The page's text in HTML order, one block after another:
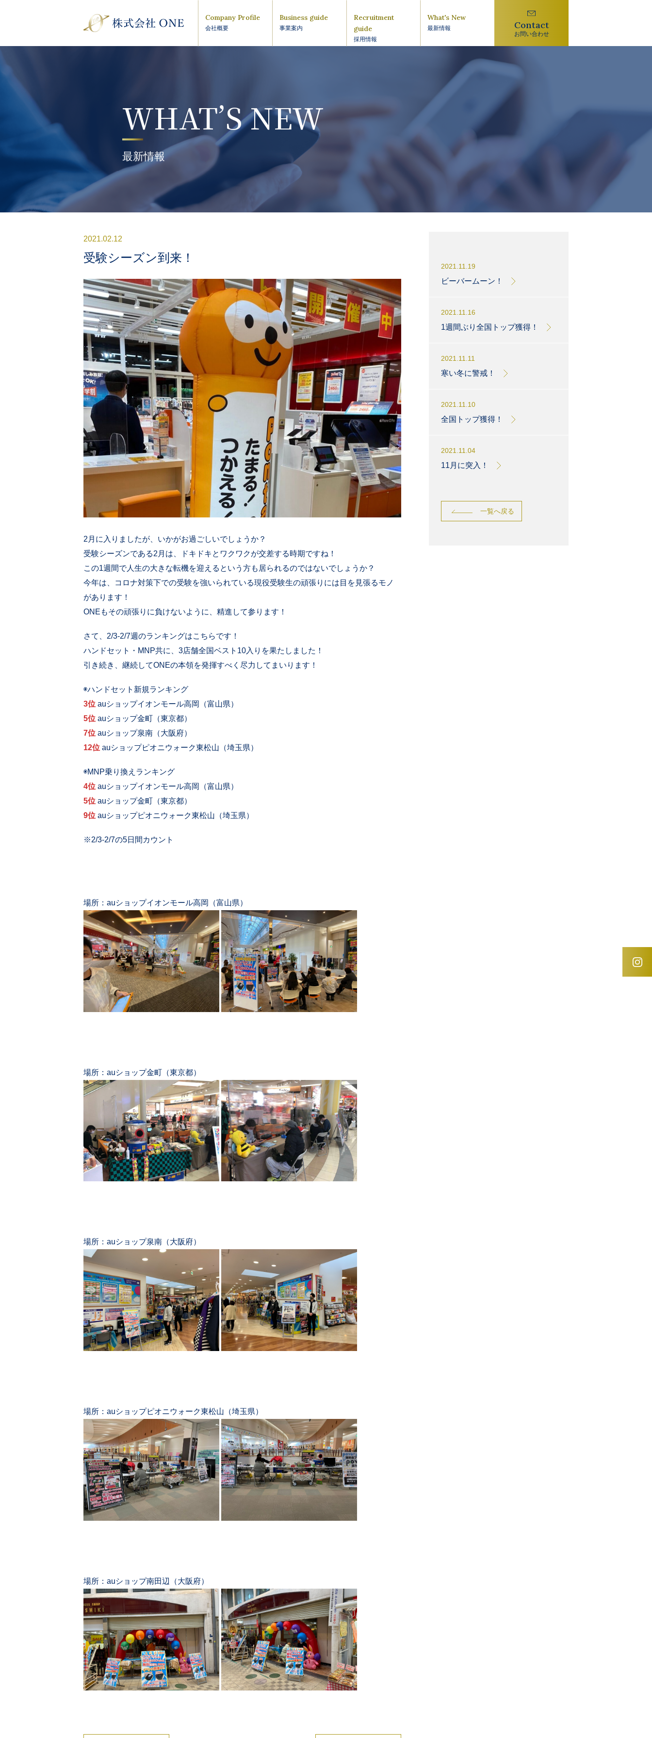
Company Profile
会社概要
Business guide
事業案内
Recruitment
guide
採用情報
What's New
最新情報 Contact
お問い合わせ
WHAT’S NEW
最新情報
2021.02.12
受験シーズン到来！
2月に入りましたが、いかがお過ごしいでしょうか？
受験シーズンである2月は、ドキドキとワクワクが交差する時期ですね！
この1週間で人生の大きな転機を迎えるという方も居られるのではないでしょうか？
今年は、コロナ対策下での受験を強いられている現役受験生の頑張りには目を見張るモノ
があります！
ONEもその頑張りに負けないように、精進して参ります！
さて、2/3-2/7週のランキングはこちらです！
ハンドセット・MNP共に、3店舗全国ベスト10入りを果たしました！
引き続き、継続してONEの本領を発揮すべく尽力してまいります！
◉ハンドセット新規ランキング
3位 auショップイオンモール高岡（富山県）
5位 auショップ金町（東京都）
7位 auショップ泉南（大阪府）
12位 auショップピオニウォーク東松山（埼玉県）
◉MNP乗り換えランキング
4位 auショップイオンモール高岡（富山県）
5位 auショップ金町（東京都）
9位 auショップピオニウォーク東松山（埼玉県）
※2/3-2/7の5日間カウント
場所：auショップイオンモール高岡（富山県）
場所：auショップ金町（東京都）
場所：auショップ泉南（大阪府）
場所：auショップピオニウォーク東松山（埼玉県）
場所：auショップ南田辺（大阪府）
2021.11.19
ビーバームーン！
2021.11.16
1週間ぶり全国トップ獲得！
2021.11.11
寒い冬に警戒！
2021.11.10
全国トップ獲得！
2021.11.04
11月に突入！
一覧へ戻る